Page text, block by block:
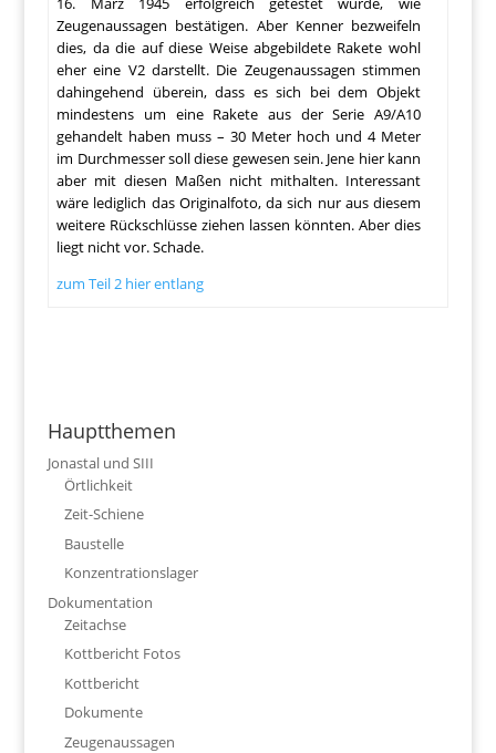
Zeugenaussagen bestätigen. Aber Kenner bezweifeln
dies, da die auf diese Weise abgebildete Rakete wohl
eher eine V2 darstellt. Die Zeugenaussagen stimmen
dahingehend überein, dass es sich bei dem Objekt
mindestens um eine Rakete aus der Serie A9/A10
gehandelt haben muss – 30 Meter hoch und 4 Meter
im Durchmesser soll diese gewesen sein. Jene hier kann
aber mit diesen Maßen nicht mithalten. Interessant
wäre lediglich das Originalfoto, da sich nur aus diesem
weitere Rückschlüsse ziehen lassen könnten. Aber dies
liegt nicht vor. Schade.
zum Teil 2 hier entlang
Hauptthemen
Jonastal und SIII
Örtlichkeit
Zeit-Schiene
Baustelle
Konzentrationslager
Dokumentation
Zeitachse
Kottbericht Fotos
Kottbericht
Dokumente
Zeugenaussagen